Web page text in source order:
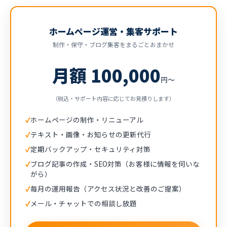
ホームページ運営・集客サポート
制作・保守・ブログ集客をまるごとおまかせ
月額 100,000円〜
（税込・サポート内容に応じてお見積りします）
ホームページの制作・リニューアル
テキスト・画像・お知らせの更新代行
定期バックアップ・セキュリティ対策
ブログ記事の作成・SEO対策（お客様に情報を伺いな
がら）
毎月の運用報告（アクセス状況と改善のご提案）
メール・チャットでの相談し放題